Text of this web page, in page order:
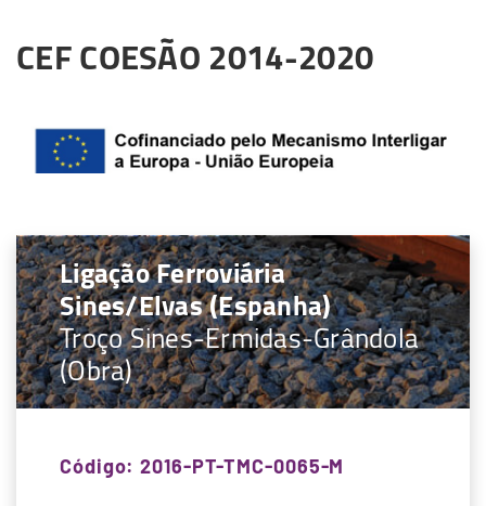
CEF COESÃO 2014-2020
Ligação Ferroviária
Sines/Elvas (Espanha)
Troço Sines-Ermidas-Grândola
(Obra)
Código: 2016-PT-TMC-0065-M